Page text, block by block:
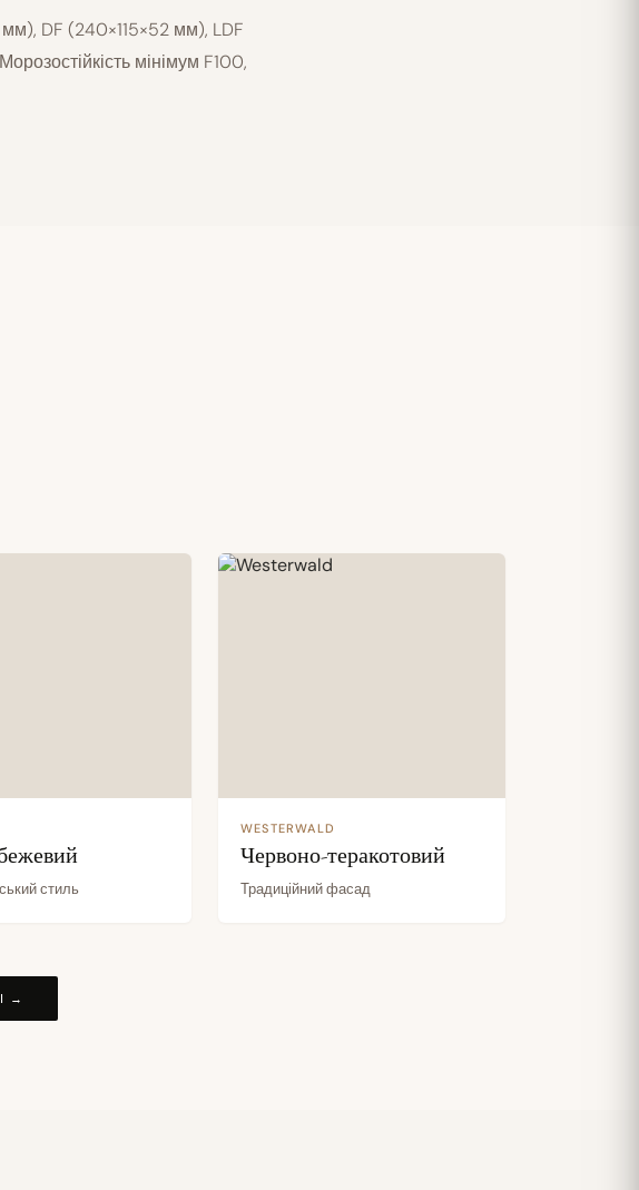
DF (240×115×52 мм), LDF
мінімум F100,
стиль
WESTERWALD
Червоно-теракотовий
Традиційний фасад
→